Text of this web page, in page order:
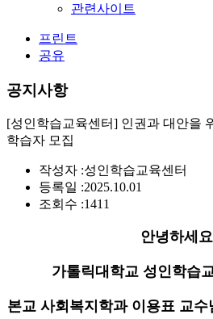
관련사이트
프린트
공유
공지사항
[성인학습교육센터] 인권과 대안을
학습자 모집
작성자 :성인학습교육센터
등록일 :2025.10.01
조회수 :1411
안녕하세
가톨릭대학교 성인학습
본교 사회복지학과 이용표 교